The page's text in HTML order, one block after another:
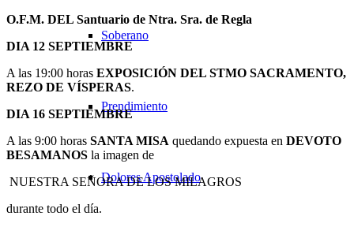
Soberano
Prendimiento
Dolores Apostolado
O.F.M. DEL Santuario de Ntra. Sra. de Regla
DIA 12 SEPTIEMBRE
A las 19:00 horas EXPOSICIÓN DEL STMO SACRAMENTO,
REZO DE VÍSPERAS.
DIA 16 SEPTIEMBRE
A las 9:00 horas SANTA MISA quedando expuesta en DEVOTO
BESAMANOS la imagen de
NUESTRA SEÑORA DE LOS MILAGROS
durante todo el día.